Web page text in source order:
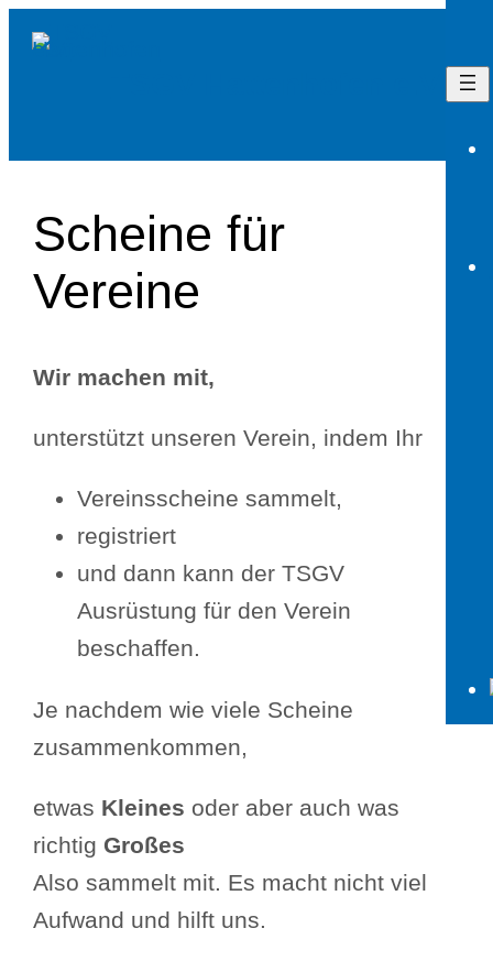
Zum
Scheine für
Vereine
Wir machen mit,
unterstützt unseren Verein, indem Ihr
Vereinsscheine sammelt,
registriert
und dann kann der TSGV
Ausrüstung für den Verein
beschaffen.
Je nachdem wie viele Scheine
zusammenkommen,
etwas Kleines oder aber auch was
richtig Großes
Also sammelt mit. Es macht nicht viel
Aufwand und hilft uns.